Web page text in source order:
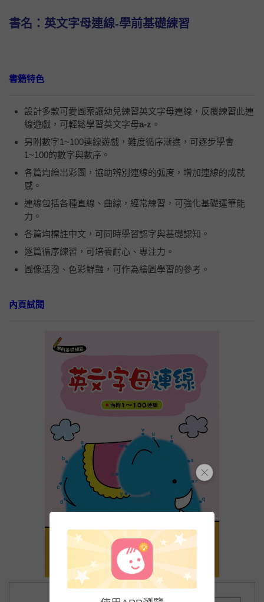
書名：英文字母連線-學前基礎練習
書籍特色
設計多款可愛圖案讓幼兒練習英文字母連線，反覆練習此連
線遊戲，可輕鬆學習英文字母a-z 。
另附數字1~100連線遊戲，難度循序漸進，可逐步學會
1~100的數字與數序。
各篇均繪出彩圖，協助辨別連線的弧度，增加連線的成就
感。
連線包括各種直線、曲線，經常練習，可強化基礎運筆能
力。
各篇均標註中文，可同時學習認字與基礎認知。
逐篇循序練習，可培養耐心、專注力。
圖像活潑、色彩鮮豔，可作為繪圖學習的參考。
內頁試閱